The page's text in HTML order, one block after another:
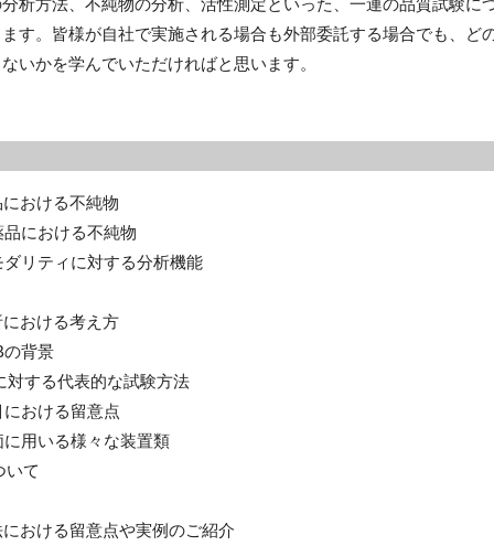
析方法、不純物の分析、活性測定といった、一連の品質試験に
す。皆様が自社で実施される場合も外部委託する場合でも、ど
いかを学んでいただければと思います。
おける不純物
における不純物
リティに対する分析機能
おける考え方
背景
する代表的な試験方法
おける留意点
用いる様々な装置類
て
おける留意点や実例のご紹介